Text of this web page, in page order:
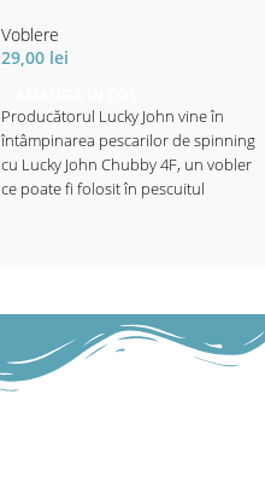
Voblere
29,00 lei
Producătorul Lucky John vine în
întâmpinarea pescarilor de spinning
cu Lucky John Chubby 4F, un vobler
ce poate fi folosit în pescuitul
rezistență și durabilitate crescută.
Voblerul atrage răpitorii chiar din
momentul în care aterizează pe
suprafața apei. Această